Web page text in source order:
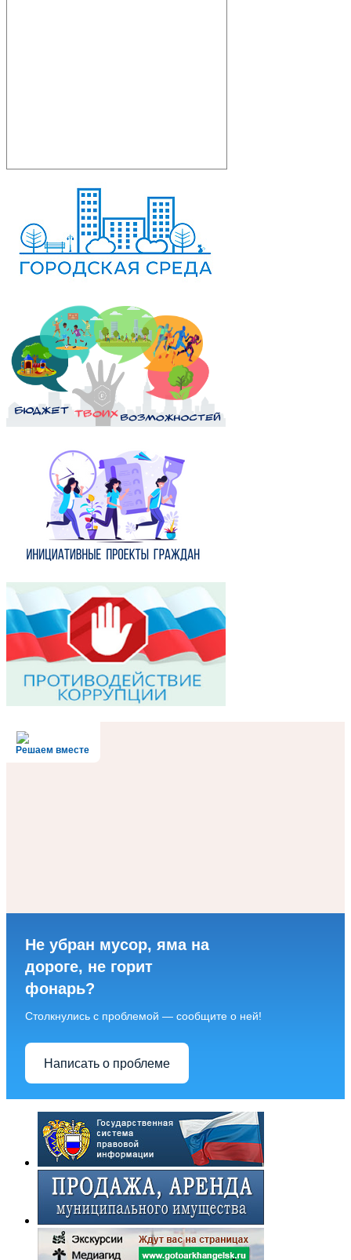
Решаем вместе
Не убран мусор, яма на
дороге, не горит
фонарь?
Столкнулись с проблемой — сообщите о ней!
Написать о проблеме